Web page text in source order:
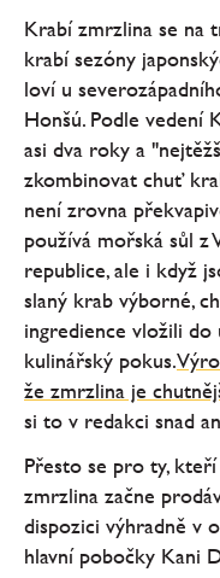
Krabí zmrzlina se na
krabí sezóny
loví u
Honšú. Podle vedení
asi dva roky a
zkombinovat chuť
není zrovna
používá mořská sůl z
republice, ale i když
slaný krab výborné,
ingredience vložili do
kulinářský pokus.
že zmrzlina je
si to v redakci snad
Přesto se pro ty,
zmrzlina začne
dispozici výhradně v
hlavní pobočky Kani